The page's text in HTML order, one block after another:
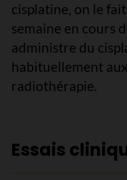
cisplatine, on le
semaine en cours
administre du
habituellement
radiothérapie.
Essais